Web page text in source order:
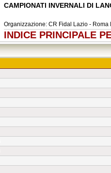
CAMPIONATI INVERNALI DI
Organizzazione: CR Fidal Lazio -
INDICE PRINCIPALE